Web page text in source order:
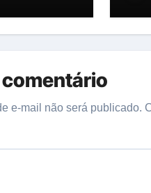
comentário
e-mail não será publicado.